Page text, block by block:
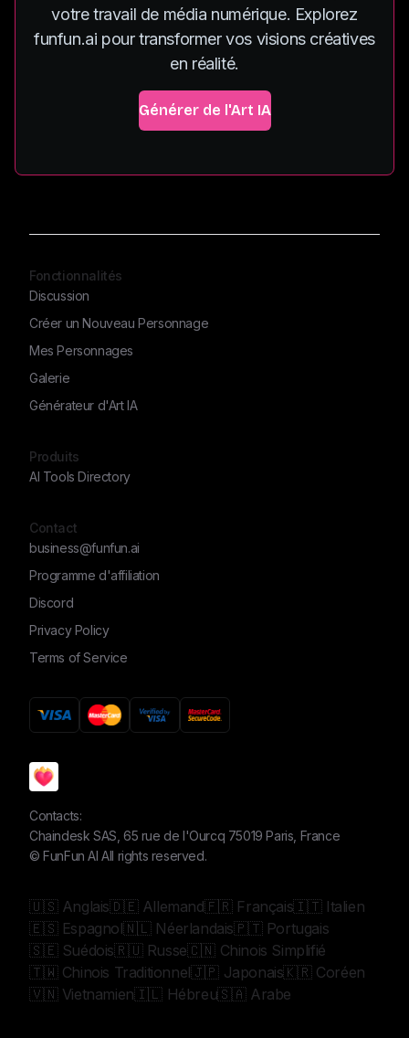
votre travail de média numérique. Explorez
funfun.ai pour transformer vos visions créatives
en réalité.
Générer de l'Art IA
Contacts:
Chaindesk SAS, 65 rue de l'Ourcq 75019 Paris, France
©FunFun AI All rights reserved.
Fonctionnalités
Discussion
Créer un Nouveau Personnage
Mes Personnages
Galerie
Générateur d'Art IA
Produits
AI Tools Directory
Contact
business@funfun.ai
Programme d'affiliation
Discord
Privacy Policy
Terms of Service
🇺🇸 Anglais🇩🇪 Allemand🇫🇷 Français🇮🇹 Italien
🇪🇸 Espagnol🇳🇱 Néerlandais🇵🇹 Portugais
🇸🇪 Suédois🇷🇺 Russe🇨🇳 Chinois Simplifié
🇹🇼 Chinois Traditionnel🇯🇵 Japonais🇰🇷 Coréen
🇻🇳 Vietnamien🇮🇱 Hébreu🇸🇦 Arabe